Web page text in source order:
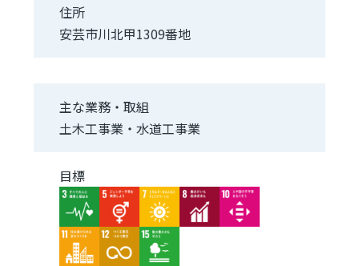
住所
安芸市川北甲1309番地
主な業務・取組
土木工事業・水道工事業
目標
Image
Image Image Image Image
Image Image Image